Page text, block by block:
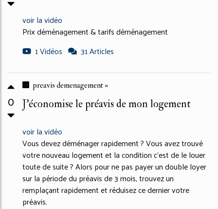
voir la vidéo
Prix déménagement & tarifs déménagement
1 Vidéos
31 Articles
0
preavis demenagement »
J'économise le préavis de mon logement
voir la vidéo
Vous devez déménager rapidement ? Vous avez trouvé
votre nouveau logement et la condition c'est de le louer
toute de suite ? Alors pour ne pas payer un double loyer
sur la période du préavis de 3 mois, trouvez un
remplaçant rapidement et réduisez ce dernier votre
préavis.